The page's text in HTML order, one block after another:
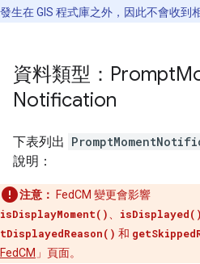
發生在 GIS 程式庫之外，因此不會收到
資料類型：Prompt
Notification
下表列出
說明：
注意：
FedCM 變更會影響
isDisplayMoment()
isDisplayed()
tDisplayedReason() 和
FedCM 」頁面。